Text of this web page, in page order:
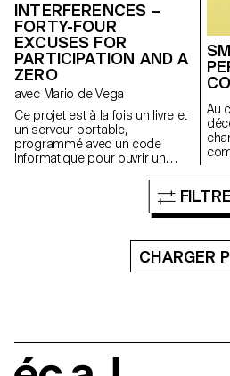
INTERFERENCES –
FORTY-FOUR
EXCUSES FOR
PARTICIPATION AND A
ZERO
avec Mario de Vega
Ce projet est à la fois un livre et
un serveur portable,
programmé avec un code
informatique pour ouvrir un
devient un appareil sonore en
produisant une fréquence
attribuée, créant de petites
Programmation ECAL/Callum
Au
CHARGER